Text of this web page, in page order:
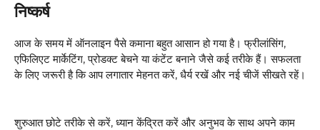
निष्कर्ष
आज के समय में ऑनलाइन पैसे कमाना बहुत आसान हो गया है। फ्रीलांसिंग,
एफिलिएट मार्केटिंग, प्रोडक्ट बेचने या कंटेंट बनाने जैसे कई तरीके हैं। सफलता
के लिए जरूरी है कि आप लगातार मेहनत करें, धैर्य रखें और नई चीजें सीखते रहें।
शुरुआत छोटे तरीके से करें, ध्यान केंद्रित करें और अनुभव के साथ अपने काम